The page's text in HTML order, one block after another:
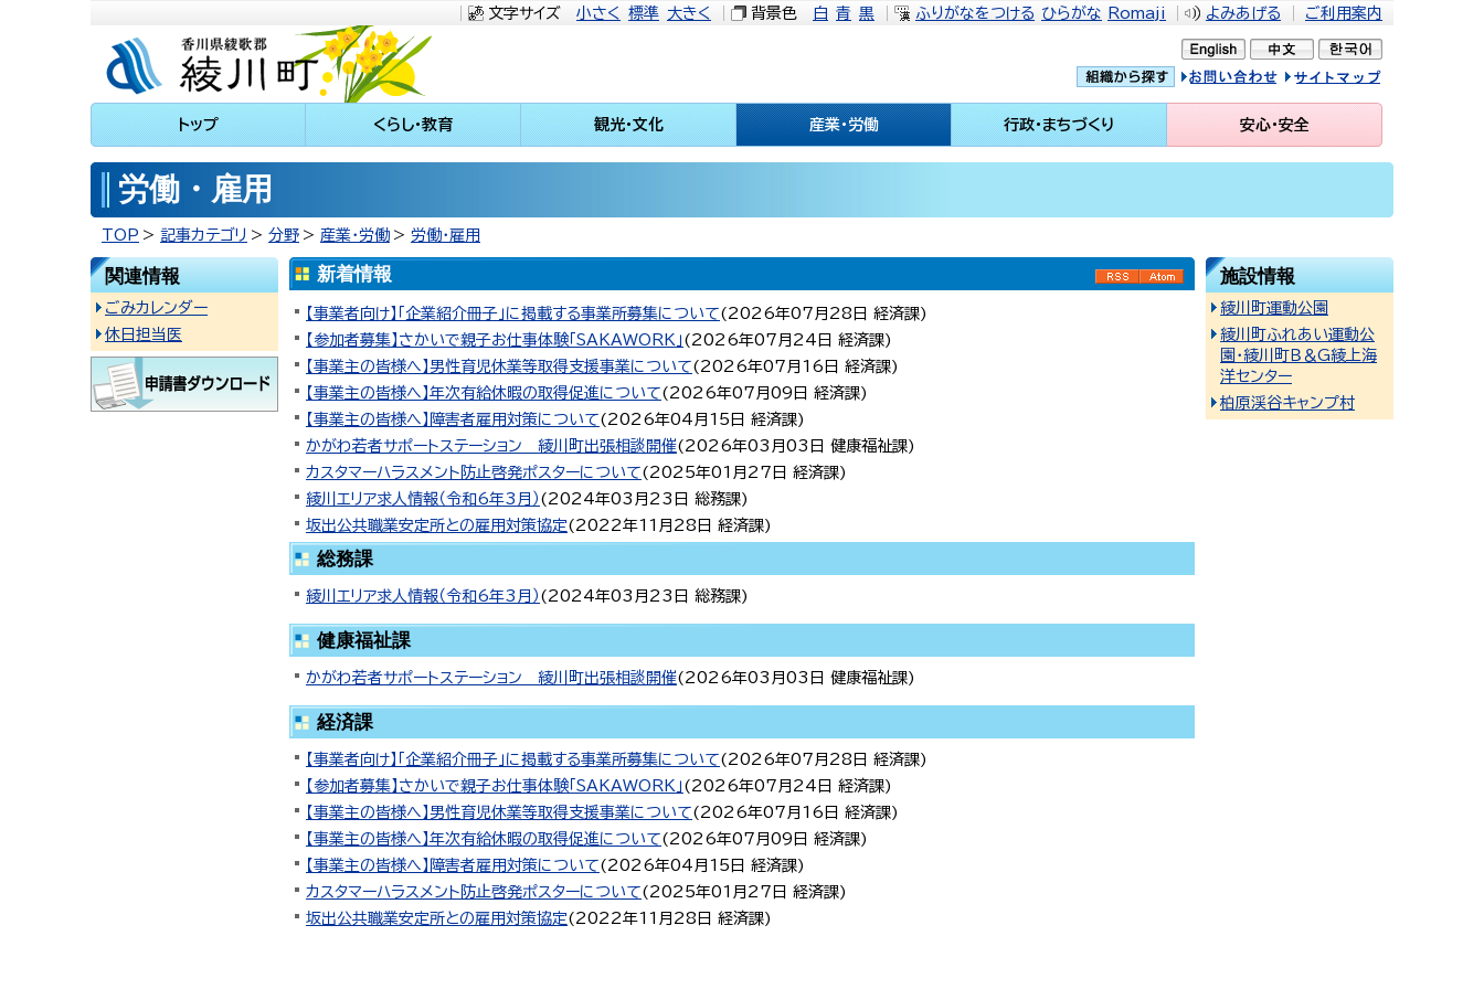
文字サイズ 小さく 標準 大きく 背景色 白 青 黒 ふりがなをつける ひらがな Romaji よみあげる ご利用案内
川町
問い合せ イトマップ
トップ くらし・教育 観光・文化 産業・労働 行政・まちづくり 安心・安全
労働・雇用
TOP 記事カテゴリ 分野 産業・労働 労働・雇用
新着情報 RSS Atom
【事業者向け】「企業紹介冊子」に掲載する事業所募集について( 2026年07月28日 経済課)
【参加者募集】さかいで親子お仕事体験「SAKAWORK」 ( 2026年07月24日 経済課)
【事業主の皆様へ】男性育児休業等取得支援事業について( 2026年07月16日 経済課)
【事業主の皆様へ】年次有給休暇の取得促進について( 2026年07月09日 経済課)
【事業主の皆様へ】障害者雇用対策について( 2026年04月15日 経済課)
かがわ若者サポートステーション 綾川町出張相談開催( 2026年03月03日 健康福祉課)
カスタマーハラスメント防止啓発ポスターについて( 2025年01月27日 経済課)
綾川エリア求人情報（令和6年3月） ( 2024年03月23日 総務課)
坂出公共職業安定所との雇用対策協定( 2022年11月28日 経済課)
総務課
綾川エリア求人情報（令和6年3月） ( 2024年03月23日 総務課)
健康福祉課
かがわ若者サポートステーション 綾川町出張相談開催( 2026年03月03日 健康福祉課)
経済課
【事業者向け】「企業紹介冊子」に掲載する事業所募集について( 2026年07月28日 経済課)
【参加者募集】さかいで親子お仕事体験「SAKAWORK」 ( 2026年07月24日 経済課)
【事業主の皆様へ】男性育児休業等取得支援事業について( 2026年07月16日 経済課)
【事業主の皆様へ】年次有給休暇の取得促進について( 2026年07月09日 経済課)
【事業主の皆様へ】障害者雇用対策について( 2026年04月15日 経済課)
カスタマーハラスメント防止啓発ポスターについて( 2025年01月27日 経済課)
坂出公共職業安定所との雇用対策協定( 2022年11月28日 経済課)
関連情報
ごみカレンダー
休日担当医
施設情報
綾川町運動公園
綾川町ふれあい運動公
園・綾川町Ｂ＆G綾上海
洋センター
柏原渓谷キャンプ村